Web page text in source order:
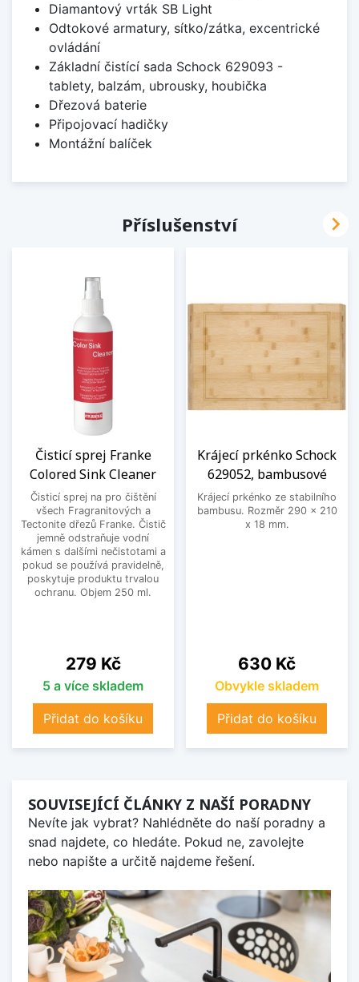
Diamantový vrták SB Light
Odtokové armatury, sítko/zátka, excentrické
ovládání
Základní čistící sada Schock 629093 -
tablety, balzám, ubrousky, houbička
Dřezová baterie
Připojovací hadičky
Montážní balíček
Příslušenství
Čisticí sprej Franke
Colored Sink Cleaner
Čisticí sprej na pro čištění
všech Fragranitových a
Tectonite dřezů Franke. Čistič
jemně odstraňuje vodní
kámen s dalšími nečistotami a
pokud se používá pravidelně,
poskytuje produktu trvalou
ochranu. Objem 250 ml.
Cena
279 Kč
5 a více skladem
Přidat do košíku
Krájecí prkénko Schock
629052, bambusové
Krájecí prkénko ze stabilního
bambusu. Rozměr 290 x 210
x 18 mm.
Cena
630 Kč
Obvykle skladem
Přidat do košíku

SOUVISEJÍCÍ ČLÁNKY Z NAŠÍ PORADNY
Nevíte jak vybrat? Nahlédněte do naší poradny a
snad najdete, co hledáte. Pokud ne, zavolejte
nebo napište a určitě najdeme řešení.